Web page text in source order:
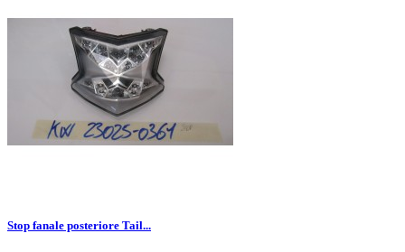
Stop fanale posteriore Tail...